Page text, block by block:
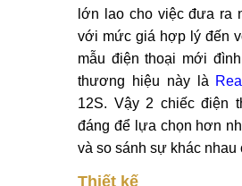
lớn lao cho việc đưa ra
với mức giá hợp lý đến
mẫu điện thoại mới
thương hiệu này là
12S. Vậy 2 chiếc điện
đáng để lựa chọn hơn
và so sánh sự khác nhau
Thiết kế